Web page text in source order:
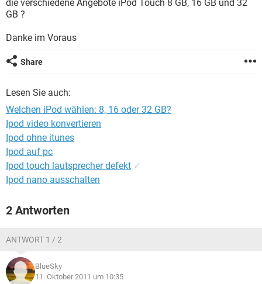
FACEBOOK HARDWARE
die verschiedene Angebote iPod Touch 8 GB, 16 GB und 32
GB ?
Danke im Voraus
Share
Lesen Sie auch:
Welchen iPod wählen: 8, 16 oder 32 GB?
Ipod video konvertieren
Ipod ohne itunes
Ipod auf pc
Ipod touch lautsprecher defekt ✓
Ipod nano ausschalten
2 Antworten
ANTWORT 1 / 2
BlueSky
11. Oktober 2011 um 10:35